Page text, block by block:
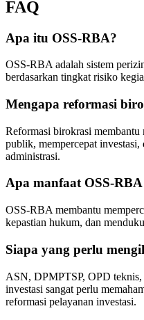
FAQ
Apa itu OSS-RBA?
OSS-RBA adalah sistem
berdasarkan tingkat risiko
Mengapa reformasi
Reformasi birokrasi membantu
publik, mempercepat investasi,
administrasi.
Apa manfaat OSS-
OSS-RBA membantu
kepastian hukum, dan
Siapa yang perlu
ASN, DPMPTSP, OPD teknis,
investasi sangat perlu
reformasi pelayanan investasi.